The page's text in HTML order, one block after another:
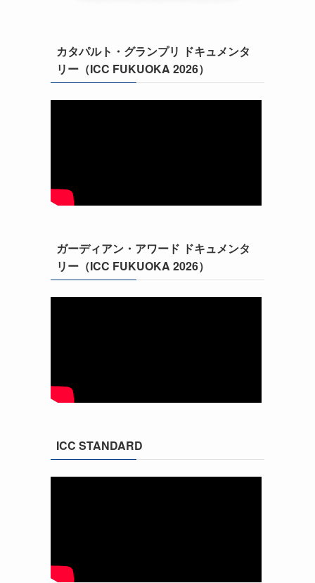
カタパルト・グランプリ ドキュメンタ
リー（ICC FUKUOKA 2026）
ガーディアン・アワード ドキュメンタ
リー（ICC FUKUOKA 2026）
ICC STANDARD